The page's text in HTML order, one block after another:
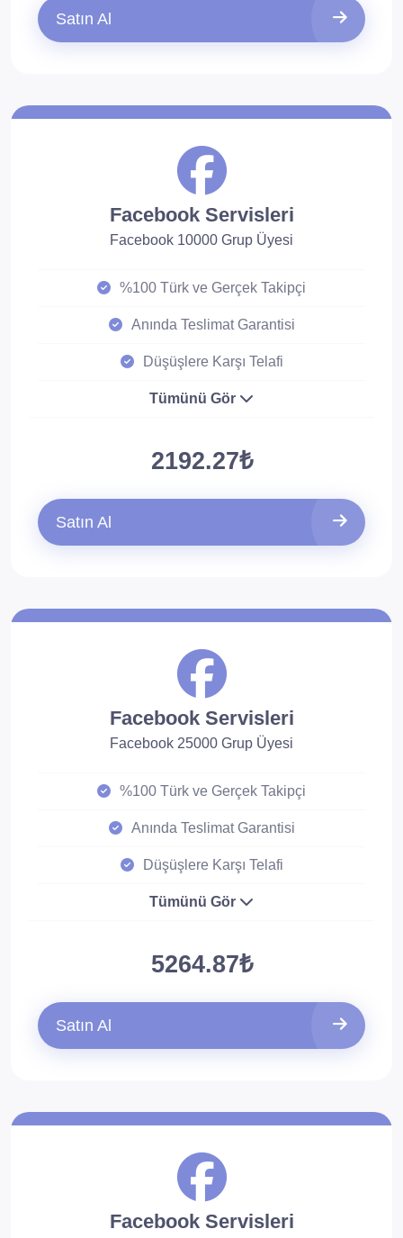
Satın Al
Facebook Servisleri
Facebook 10000 Grup Üyesi
%100 Türk ve Gerçek Takipçi
Anında Teslimat Garantisi
Düşüşlere Karşı Telafi
Tümünü Gör
2192.27₺
Satın Al
Facebook Servisleri
Facebook 25000 Grup Üyesi
%100 Türk ve Gerçek Takipçi
Anında Teslimat Garantisi
Düşüşlere Karşı Telafi
Tümünü Gör
5264.87₺
Satın Al
Facebook Servisleri